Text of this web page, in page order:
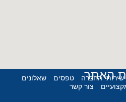
האתר
שירותי החברה טפסים
שאלונים
צור קשר